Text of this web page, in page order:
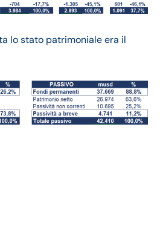
lo stato patrimoniale era il